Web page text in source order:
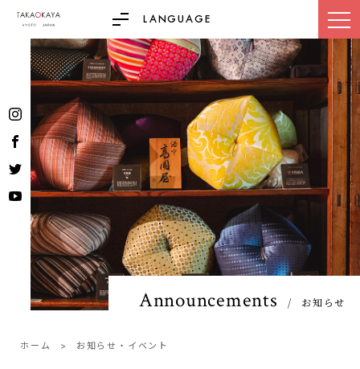
LANGUAGE
ホーム お知らせ・イベント
Announcements お知らせ